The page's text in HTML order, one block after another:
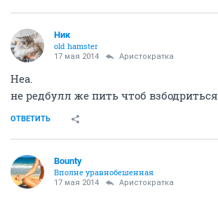
Ник
old hamster
17 мая 2014 Аристократка
Неа.
не редбулл же пить чтоб
ОТВЕТИТЬ
Bounty
Вполне уравнобешенная
17 мая 2014 Аристократка